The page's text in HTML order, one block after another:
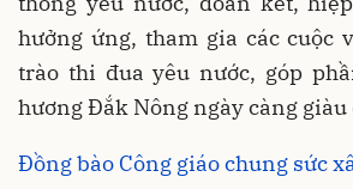
hưởng ứng, tham gia các cuộc
trào thi đua yêu nước, góp
hương Đắk Nông ngày càng
Đồng bào Công giáo chung sức